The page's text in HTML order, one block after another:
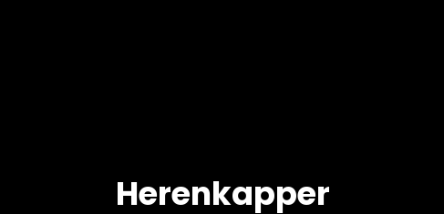
Herenkapper